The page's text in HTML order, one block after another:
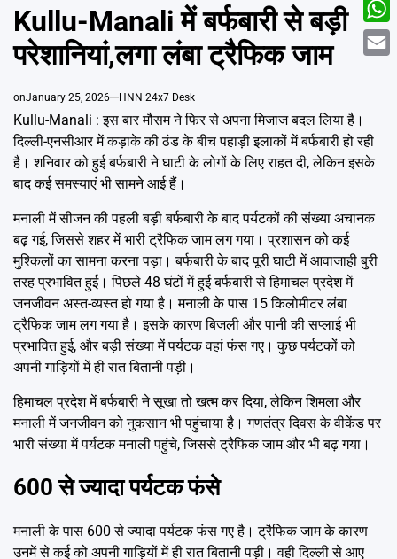
Kullu-Manali में बर्फबारी से बड़ी
परेशानियां,लगा लंबा ट्रैफिक जाम
onJanuary 25, 2026 HNN 24x7 Desk
Kullu-Manali : इस बार मौसम ने फिर से अपना मिजाज बदल लिया है।
दिल्ली-एनसीआर में कड़ाके की ठंड के बीच पहाड़ी इलाकों में बर्फबारी हो रही
है। शनिवार को हुई बर्फबारी ने घाटी के लोगों के लिए राहत दी, लेकिन इसके
बाद कई समस्याएं भी सामने आई हैं।
मनाली में सीजन की पहली बड़ी बर्फबारी के बाद पर्यटकों की संख्या अचानक
बढ़ गई, जिससे शहर में भारी ट्रैफिक जाम लग गया। प्रशासन को कई
मुश्किलों का सामना करना पड़ा। बर्फबारी के बाद पूरी घाटी में आवाजाही बुरी
तरह प्रभावित हुई। पिछले 48 घंटों में हुई बर्फबारी से हिमाचल प्रदेश में
जनजीवन अस्त-व्यस्त हो गया है। मनाली के पास 15 किलोमीटर लंबा
ट्रैफिक जाम लग गया है। इसके कारण बिजली और पानी की सप्लाई भी
प्रभावित हुई, और बड़ी संख्या में पर्यटक वहां फंस गए। कुछ पर्यटकों को
अपनी गाड़ियों में ही रात बितानी पड़ी।
हिमाचल प्रदेश में बर्फबारी ने सूखा तो खत्म कर दिया, लेकिन शिमला और
मनाली में जनजीवन को नुकसान भी पहुंचाया है। गणतंत्र दिवस के वीकेंड पर
भारी संख्या में पर्यटक मनाली पहुंचे, जिससे ट्रैफिक जाम और भी बढ़ गया।
600 से ज्यादा पर्यटक फंसे
मनाली के पास 600 से ज्यादा पर्यटक फंस गए है। ट्रैफिक जाम के कारण
उनमें से कई को अपनी गाड़ियों में ही रात बितानी पड़ी। वही दिल्ली से आए